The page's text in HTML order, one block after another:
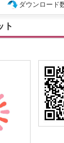
ダウンロード
ト